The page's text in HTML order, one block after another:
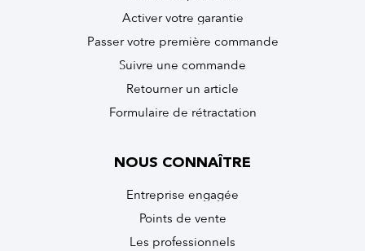
Activer votre garantie
Passer votre première commande
Suivre une commande
Retourner un article
Formulaire de rétractation
NOUS CONNAÎTRE
Entreprise engagée
Points de vente
Les professionnels